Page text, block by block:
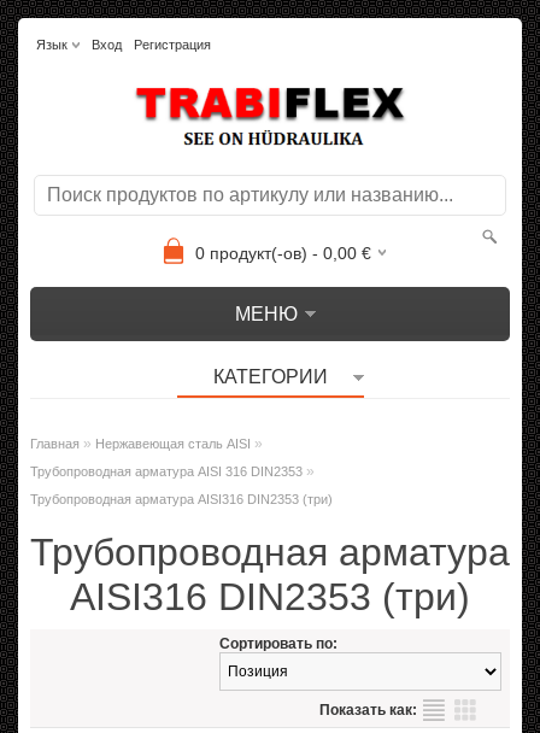
Язык Вход Регистрация
0 продукт(-ов) - 0,00 €
МЕНЮ
КАТЕГОРИИ
Главная » Нержавеющая сталь AISI »
Трубопроводная арматура AISI 316 DIN2353 »
Трубопроводная арматура AISI316 DIN2353 (три)
Трубопроводная арматура
AISI316 DIN2353 (три)
Сортировать по:
Показать как: